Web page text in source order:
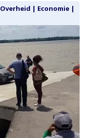
Overheid | Economie |